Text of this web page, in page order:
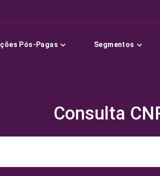
Pós-Pagas Segmentos
Consulta